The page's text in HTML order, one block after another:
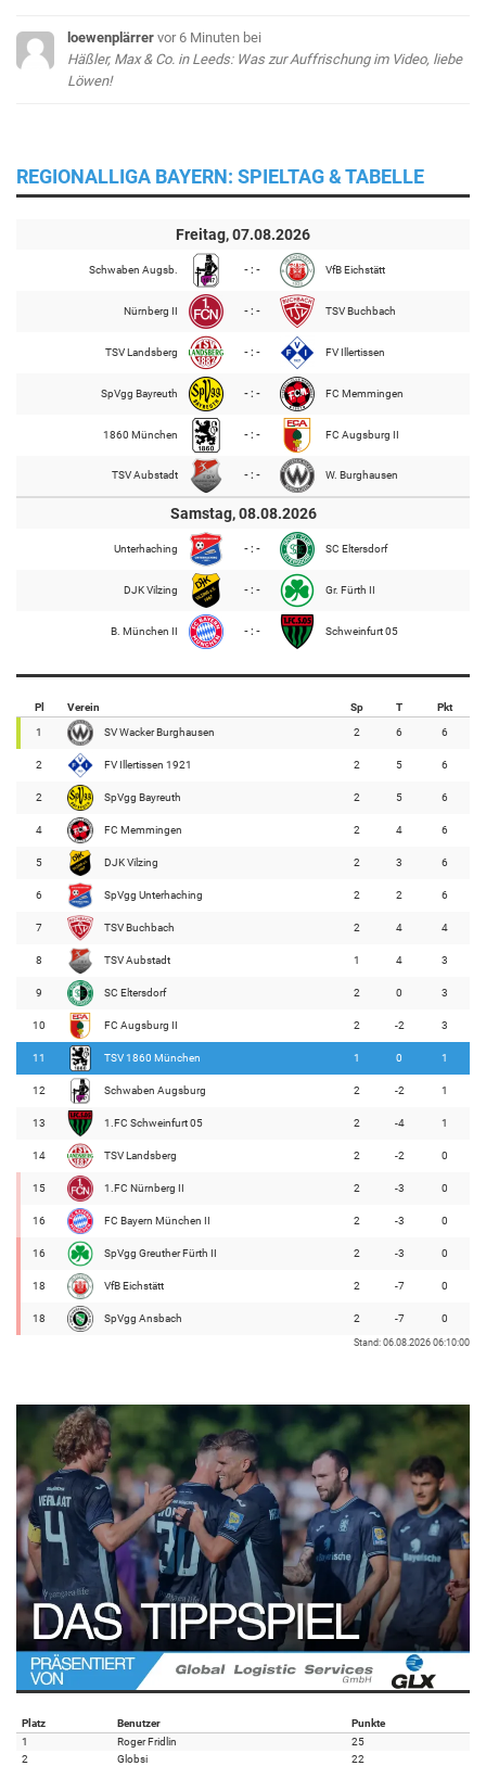
loewenplärrer vor 6 Minuten bei
Häßler, Max & Co. in Leeds: Was zur Auffrischung im Video, liebe
Löwen!
REGIONALLIGA BAYERN: SPIELTAG & TABELLE
Freitag, 07.08.2026
Schwaben Augsb. - : - VfB Eichstätt
Nürnberg II - : - TSV Buchbach
TSV Landsberg - : - FV Illertissen
SpVgg Bayreuth - : - FC Memmingen
1860 München - : - FC Augsburg II
TSV Aubstadt - : - W. Burghausen
Samstag, 08.08.2026
Unterhaching - : - SC Eltersdorf
DJK Vilzing - : - Gr. Fürth II
B. München II - : - Schweinfurt 05
Pl Verein Sp T Pkt
1 SV Wacker Burghausen 2 6 6
2 FV Illertissen 1921 2 5 6
2 SpVgg Bayreuth 2 5 6
4 FC Memmingen 2 4 6
5 DJK Vilzing 2 3 6
6 SpVgg Unterhaching 2 2 6
7 TSV Buchbach 2 4 4
8 TSV Aubstadt 1 4 3
9 SC Eltersdorf 2 0 3
10 FC Augsburg II 2 -2 3
11 TSV 1860 München 1 0 1
12 Schwaben Augsburg 2 -2 1
13 1.FC Schweinfurt 05 2 -4 1
14 TSV Landsberg 2 -2 0
15 1.FC Nürnberg II 2 -3 0
16 FC Bayern München II 2 -3 0
16 SpVgg Greuther Fürth II 2 -3 0
18 VfB Eichstätt 2 -7 0
18 SpVgg Ansbach 2 -7 0
Stand: 06.08.2026 06:10:00
Platz Benutzer
Punkte
1
Roger Fridlin
25
2
Globsi
22